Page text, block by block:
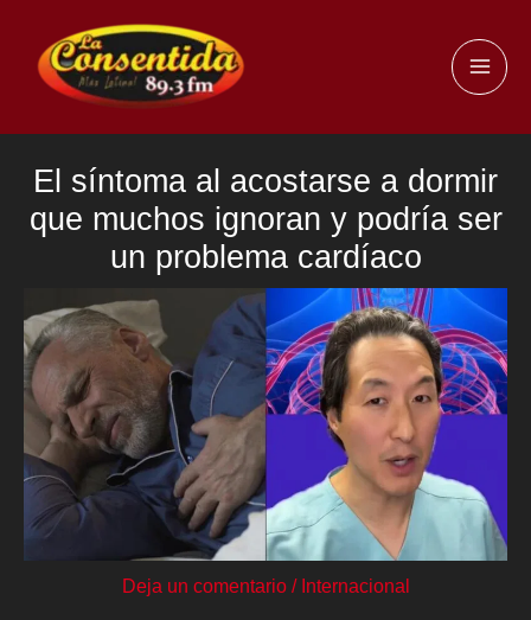
contenido
El síntoma al acostarse a dormir
que muchos ignoran y podría ser
un problema cardíaco
Deja un comentario / Internacional